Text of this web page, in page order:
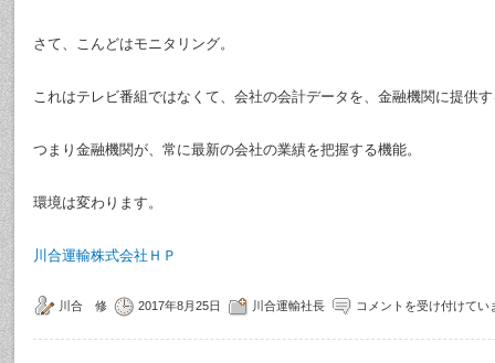
さて、こんどはモニタリング。
これはテレビ番組ではなくて、会社の会計データを、金融機関に提供
つまり金融機関が、常に最新の会社の業績を把握する機能。
環境は変わります。
川合運輸株式会社ＨＰ
川合 修 2017年8月25日 川合運輸社長 コメントを受け付けてい